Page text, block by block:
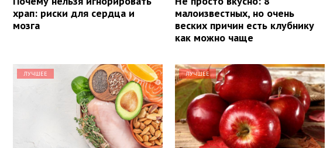
храп: риски для сердца и
мозга
малоизвестных, но очень
веских причин есть клубнику
как можно чаще
ЛУЧШЕЕ ЛУЧШЕЕ